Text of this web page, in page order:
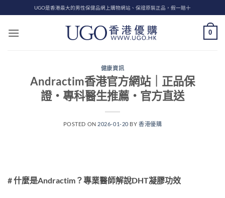
to
content
UGO是香港最大的男性保健品網上購物網站、保證原裝正品，假一賠十
0
健康資訊
Andractim香港官方網站｜正品保
證・專科醫生推薦・官方直送
POSTED ON 2026-01-20 BY香港優購
# 什麼是Andractim？專業醫師解說DHT凝膠功效